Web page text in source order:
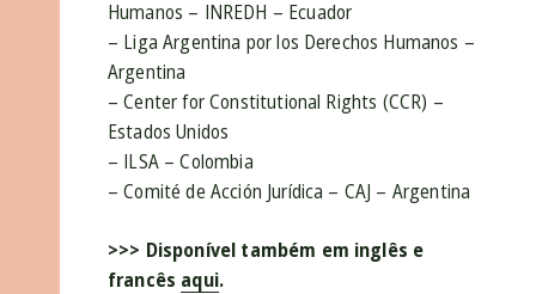
Humanos – INREDH – Ecuador
– Liga Argentina por los Derechos Humanos –
Argentina
– Center for Constitutional Rights (CCR) –
Estados Unidos
– ILSA – Colombia
– Comité de Acción Jurídica – CAJ – Argentina
>>> Disponível também em inglês e
francês aqui.